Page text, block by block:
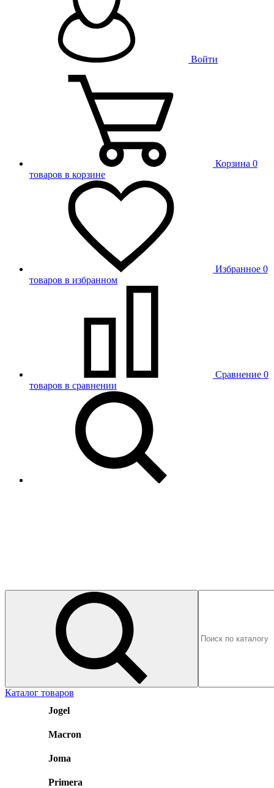
Войти
Корзина 0
товаров в корзине
Избранное 0
товаров в избранном
Сравнение 0
товаров в сравнении
Каталог товаров
Jogel
Macron
Joma
Primera